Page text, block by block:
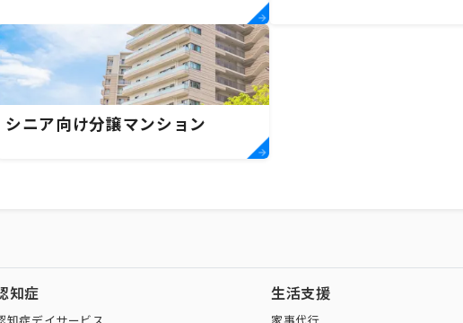
シニア向け分譲マンション
知症 生活支援